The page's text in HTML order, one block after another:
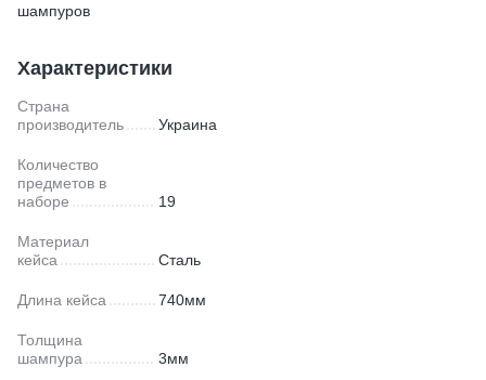
шампуров
Характеристики
Страна
производитель
Украина
Количество
предметов в
наборе
19
Материал
кейса
Сталь
Длина кейса 740мм
Толщина
шампура
3мм